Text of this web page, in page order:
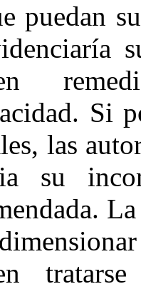
puedan
Si
las
su